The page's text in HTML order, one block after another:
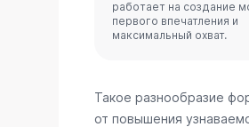
работает на создание
первого впечатления и
максимальный охват.
Такое разнообразие
от повышения